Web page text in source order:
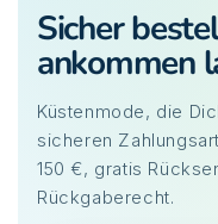
Sicher
ankommen
Küstenmode, die
sicheren
150 €, gratis
Rückgaberecht.